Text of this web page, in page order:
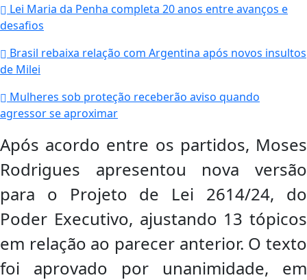
Lei Maria da Penha completa 20 anos entre avanços e
desafios
Brasil rebaixa relação com Argentina após novos insultos
de Milei
Mulheres sob proteção receberão aviso quando
agressor se aproximar
Após acordo entre os partidos, Moses
Rodrigues apresentou nova versão
para o Projeto de Lei 2614/24, do
Poder Executivo, ajustando 13 tópicos
em relação ao parecer anterior. O texto
foi aprovado por unanimidade, em